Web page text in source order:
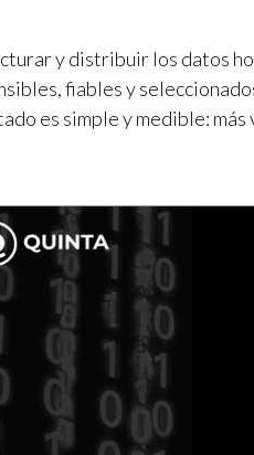
y distribuir los datos
fiables y
es simple y medible: